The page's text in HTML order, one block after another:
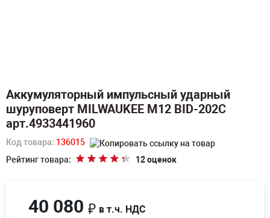
Аккумуляторный импульсный ударный
шуруповерт MILWAUKEE M12 BID-202C
арт.4933441960
Код товара: 136015
Рейтинг товара:
12 оценок
40 080 ₽ в т.ч. НДС